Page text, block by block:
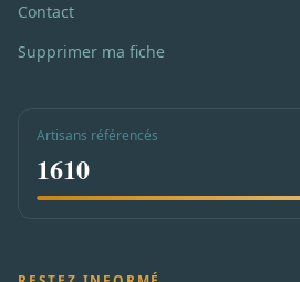
Contact
Supprimer ma fiche
Artisans référencés
1610